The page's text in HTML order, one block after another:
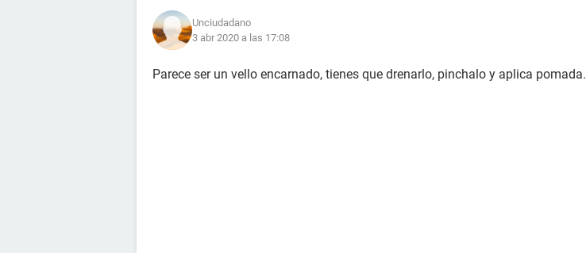
Unciudadano
3 abr 2020 a las 17:08
Parece ser un vello encarnado, tienes que drenarlo, pinchalo y aplica pomada.